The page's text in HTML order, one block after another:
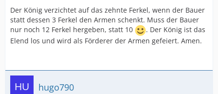
Der König verzichtet auf das zehnte Ferkel, wenn der Bauer
statt dessen 3 Ferkel den Armen schenkt. Muss der Bauer
nur noch 12 Ferkel hergeben, statt 10
. Der König ist das
Elend los und wird als Förderer der Armen gefeiert. Amen.
hugo790